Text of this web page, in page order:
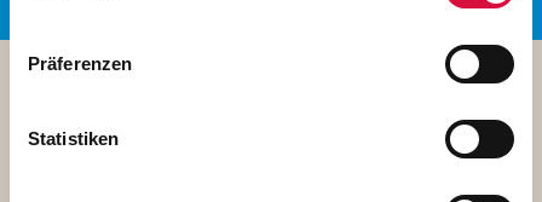
Präferenzen
Statistiken
Antragsformulare und